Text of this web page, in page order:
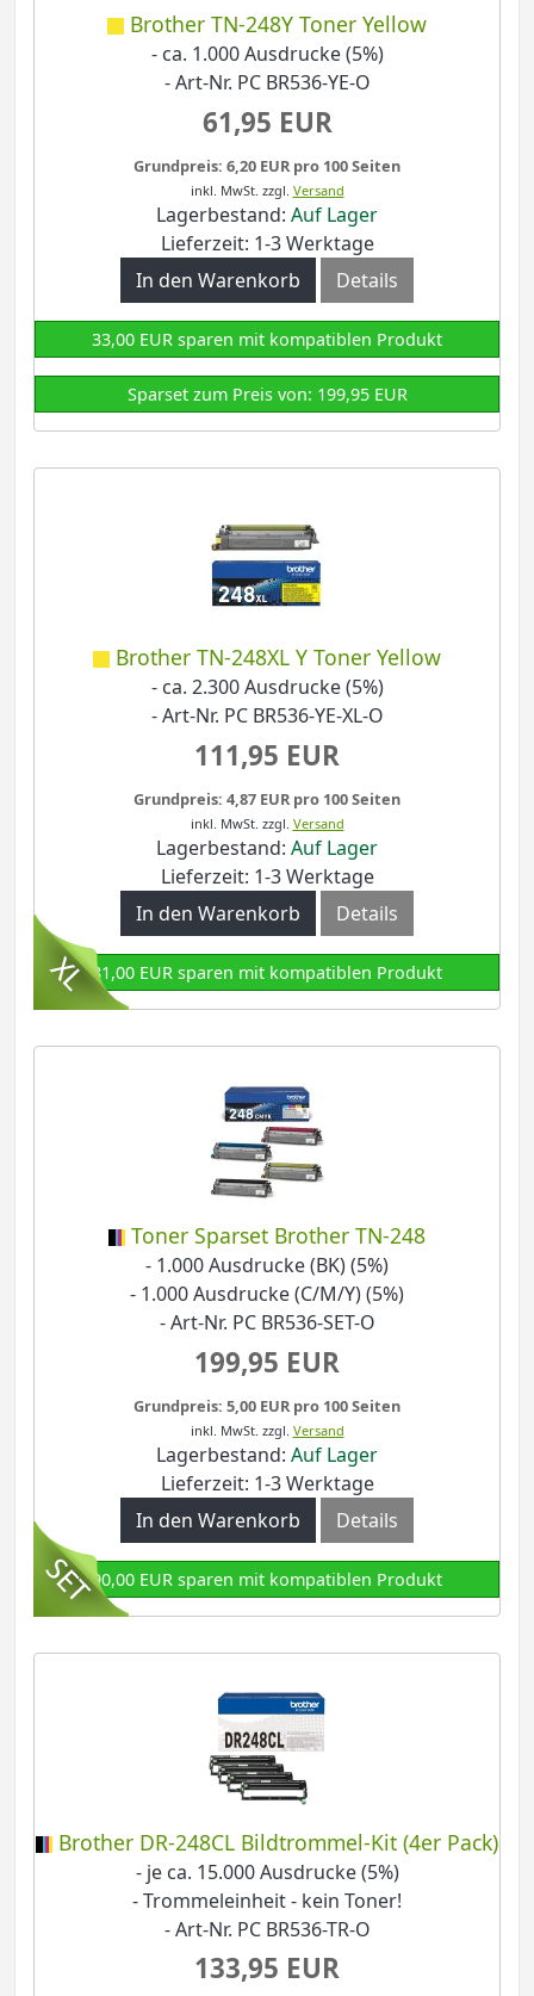
Brother TN-248Y Toner Yellow
- ca. 1.000 Ausdrucke (5%)
- Art-Nr. PC BR536-YE-O
61,95 EUR
Grundpreis: 6,20 EUR pro 100 Seiten
inkl. MwSt. zzgl. Versand
Lagerbestand: Auf Lager
Lieferzeit: 1-3 Werktage
In den Warenkorb
Details
33,00 EUR sparen mit kompatiblen Produkt
Sparset zum Preis von: 199,95 EUR
Brother TN-248XL Y Toner Yellow
- ca. 2.300 Ausdrucke (5%)
- Art-Nr. PC BR536-YE-XL-O
111,95 EUR
Grundpreis: 4,87 EUR pro 100 Seiten
inkl. MwSt. zzgl. Versand
Lagerbestand: Auf Lager
Lieferzeit: 1-3 Werktage
In den Warenkorb
Details
81,00 EUR sparen mit kompatiblen Produkt
Toner Sparset Brother TN-248
- 1.000 Ausdrucke (BK) (5%)
- 1.000 Ausdrucke (C/M/Y) (5%)
- Art-Nr. PC BR536-SET-O
199,95 EUR
Grundpreis: 5,00 EUR pro 100 Seiten
inkl. MwSt. zzgl. Versand
Lagerbestand: Auf Lager
Lieferzeit: 1-3 Werktage
In den Warenkorb
Details
90,00 EUR sparen mit kompatiblen Produkt
Brother DR-248CL Bildtrommel-Kit (4er Pack)
- je ca. 15.000 Ausdrucke (5%)
- Trommeleinheit - kein Toner!
- Art-Nr. PC BR536-TR-O
133,95 EUR